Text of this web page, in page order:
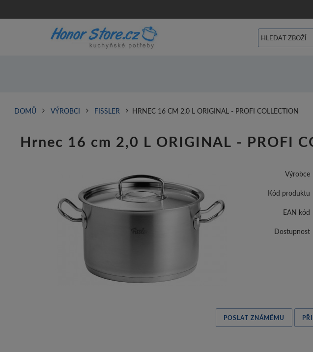
DOMŮ VÝROBCI FISSLER HRNEC 16 CM 2,0 L ORIGINAL - PROFI COLLECTION
Hrnec 16 cm 2,0 L ORIGINAL - PROFI
Výrobce
Kód produktu
EAN kód
Dostupnost
POSLAT ZNÁMÉMU